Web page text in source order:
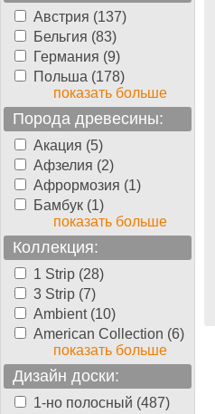
Австрия (137)
Бельгия (83)
Германия (9)
Польша (178)
показать больше
Порода древесины:
Акация (5)
Афзелия (2)
Афрормозия (1)
Бамбук (1)
показать больше
Коллекция:
1 Strip (28)
3 Strip (7)
Ambient (10)
American Collection (6)
показать больше
Дизайн доски:
1-но полосный (487)